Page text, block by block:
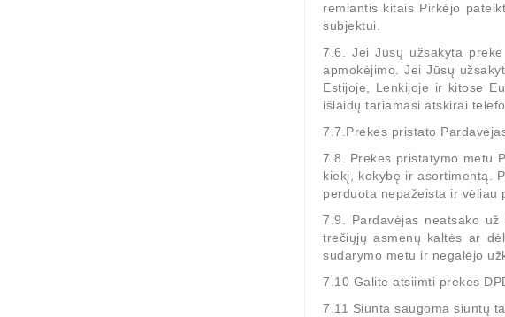
remiantis kitais Pirkėjo
subjektui.
7.6. Jei Jūsų užsakyta
apmokėjimo. Jei Jūsų
Estijoje, Lenkijoje ir kitose
išlaidų tariamasi atskirai
7.7.Prekes pristato
7.8. Prekės pristatymo metu
kiekį, kokybę ir asortimentą.
perduota nepažeista ir vėliau
7.9. Pardavėjas neatsako
trečiųjų asmenų kaltės ar
sudarymo metu ir negalėjo
7.10 Galite atsiimti prekes
7.11 Siunta saugoma siuntų